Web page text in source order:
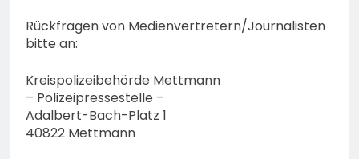
Rückfragen von Medienvertretern/Journalisten
bitte an:
Kreispolizeibehörde Mettmann
– Polizeipressestelle –
Adalbert-Bach-Platz 1
40822 Mettmann